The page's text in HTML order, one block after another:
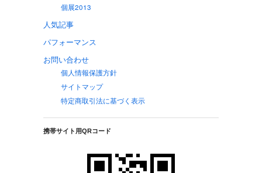
個展2013
人気記事
パフォーマンス
お問い合わせ
個人情報保護方針
サイトマップ
特定商取引法に基づく表示
携帯サイト用QRコード